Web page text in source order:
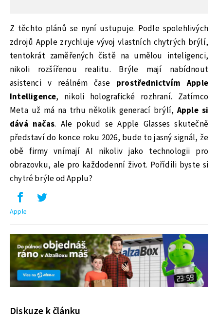
Z těchto plánů se nyní ustupuje. Podle spolehlivých
zdrojů Apple zrychluje vývoj vlastních chytrých brýlí,
tentokrát zaměřených čistě na umělou inteligenci,
nikoli rozšířenou realitu. Brýle mají nabídnout
asistenci v reálném čase prostřednictvím Apple
Intelligence, nikoli holografické rozhraní. Zatímco
Meta už má na trhu několik generací brýlí, Apple si
dává načas. Ale pokud se Apple Glasses skutečně
představí do konce roku 2026, bude to jasný signál, že
obě firmy vnímají AI nikoliv jako technologii pro
obrazovku, ale pro každodenní život. Pořídili byste si
chytré brýle od Applu?
Apple
Diskuze k článku